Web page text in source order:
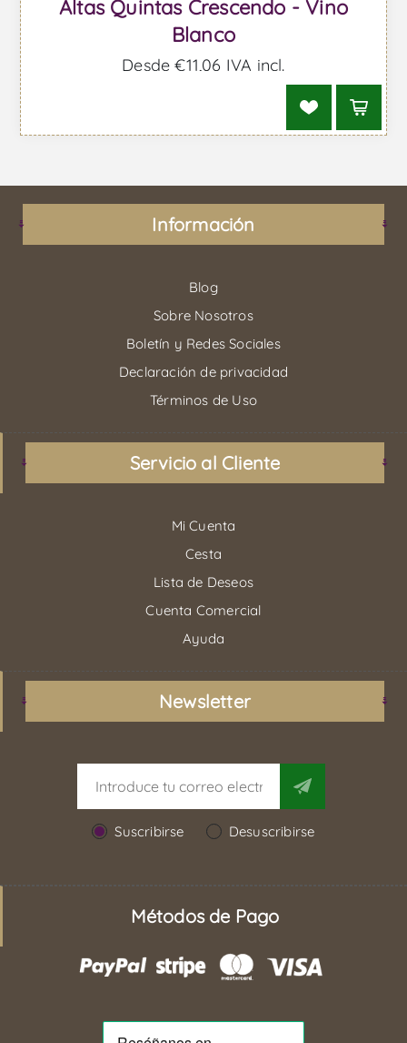
Altas Quintas Crescendo - Vino
Blanco
Desde €11,06 IVA incl.
Información
Blog
Sobre Nosotros
Boletín y Redes Sociales
Declaración de privacidad
Términos de Uso
Servicio al Cliente
Mi Cuenta
Cesta
Lista de Deseos
Cuenta Comercial
Ayuda
Newsletter
Suscribirse Desuscribirse
Métodos de Pago